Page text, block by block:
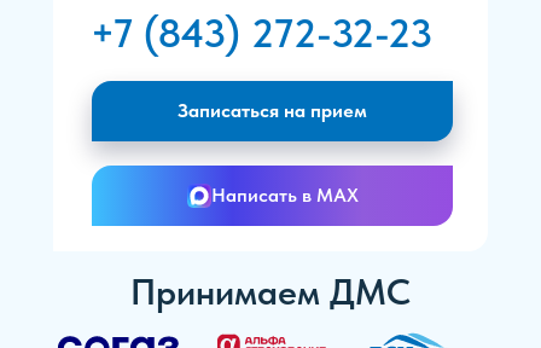
+7 (843) 272-32-23
Записаться на прием
Написать в MAX
Принимаем ДМС